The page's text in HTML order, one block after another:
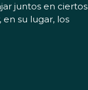
juntos en ciertos
su lugar, los